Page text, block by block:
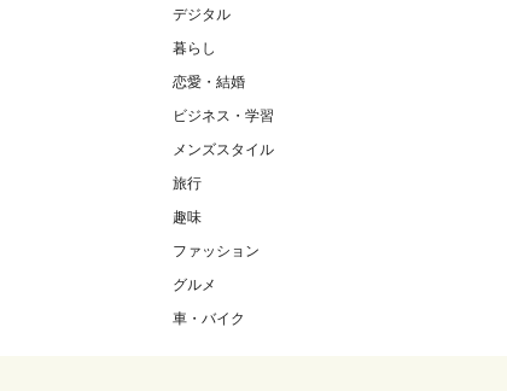
デジタル
暮らし
恋愛・結婚
ビジネス・学習
メンズスタイル
旅行
趣味
ファッション
グルメ
車・バイク